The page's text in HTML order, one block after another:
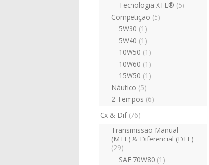
Tecnologia XTL® (5)
Competição (5)
5W30 (1)
5W40 (1)
10W50 (1)
10W60 (1)
15W50 (1)
Náutico (5)
2 Tempos (6)
Cx & Dif (76)
Transmissão Manual
(MTF) & Diferencial (DTF)
(29)
SAE 70W80 (1)